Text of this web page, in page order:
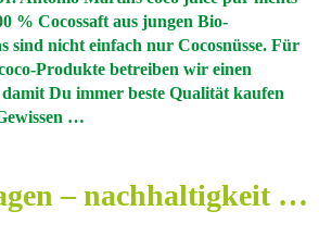
% Cocossaft aus jungen Bio-
sind nicht einfach nur Cocosnüsse. Für
Produkte betreiben wir einen
Du immer beste Qualität kaufen
…
– nachhaltigkeit …